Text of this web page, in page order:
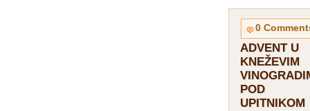
0
ADVENT U
KNEŽEVIM
POD
UPITNIKOM